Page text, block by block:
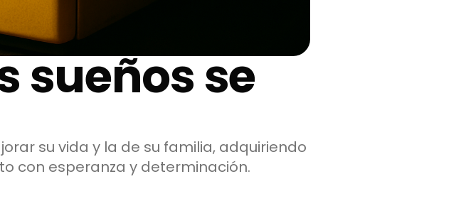
sueños se
su vida y la de su familia, adquiriendo
con esperanza y determinación.